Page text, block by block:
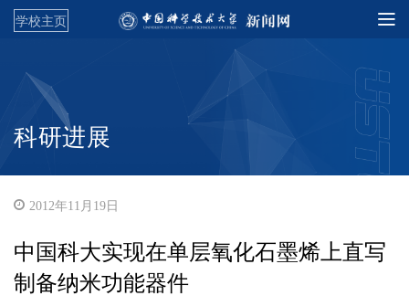
学校主页
科研进展
2012年11月19日
中国科大实现在单层氧化石墨烯上直写
制备纳米功能器件